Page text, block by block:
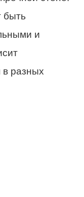
быть
и
разных